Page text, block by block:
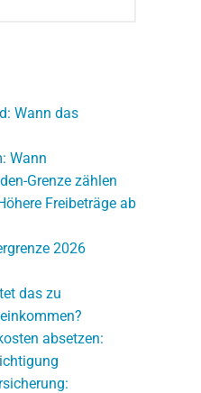
Wann das
Wann
Grenze zählen
Freibeträge ab
2026
das zu
absetzen: